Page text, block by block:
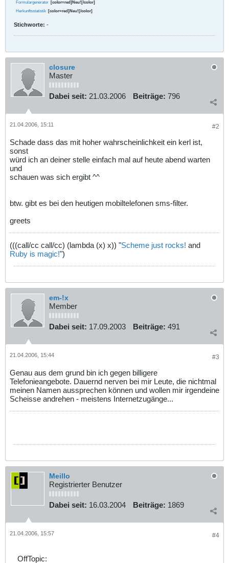
Formulargenerator [color=red]Neu![/color]
Herkunftsstatistik [color=red]Neu![/color]
Stichworte: -
closure
Master
Dabei seit: 21.03.2006 Beiträge: 796
#2
21.04.2006, 15:11
Schade dass das mit hoher wahrscheinlichkeit ein kerl ist,
sonst
würd ich an deiner stelle einfach mal auf heute abend warten
und
schauen was sich ergibt ^^
btw. gibt es bei den heutigen mobiltelefonen sms-filter.
greets
(((call/cc call/cc) (lambda (x) x)) "Scheme just rocks! and
Ruby is magic!")
em-!x
Member
Dabei seit: 17.09.2003 Beiträge: 491
#3
21.04.2006, 15:44
Genau aus dem grund bin ich gegen billigere
Telefonieangebote. Dauernd nerven bei mir Leute, die nichtmal
meinen Namen aussprechen können und wollen mir irgendeine
Scheisse andrehen - meistens Internetzugänge...
Meillo
Registrierter Benutzer
Dabei seit: 16.03.2004 Beiträge: 1869
#4
21.04.2006, 15:57
OffTopic: